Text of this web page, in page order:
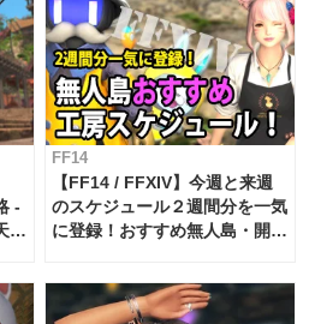
-
FF14
【FF14 / FFXIV】今週と来週
のスケジュール２週間分を一気
に登録！おすすめ無人島・開拓
対応 / 毎週更新中】